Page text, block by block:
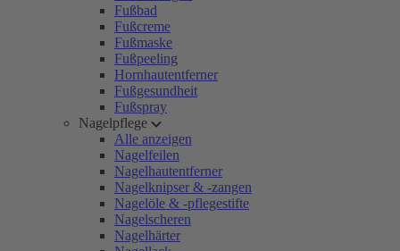
Fußbad
Fußcreme
Fußmaske
Fußpeeling
Hornhautentferner
Fußgesundheit
Fußspray
Nagelpflege
Alle anzeigen
Nagelfeilen
Nagelhautentferner
Nagelknipser & -zangen
Nagelöle & -pflegestifte
Nagelscheren
Nagelhärter